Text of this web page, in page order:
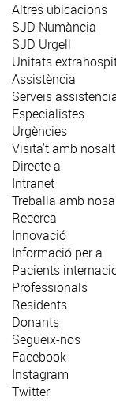
Altres ubicacions
SJD Numància
SJD Urgell
Unitats
Assistència
Serveis
Especialistes
Urgències
Visita't amb
Directe a
Intranet
Treballa amb
Recerca
Innovació
Informació per a
Pacients
Professionals
Residents
Donants
Segueix-nos
Facebook
Instagram
Twitter